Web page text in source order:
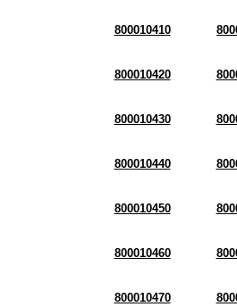
800010410
800010420
800010430
800010440
800010450
800010460
800010470